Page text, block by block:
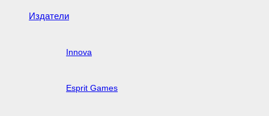
Издатели
Innova
Esprit Games